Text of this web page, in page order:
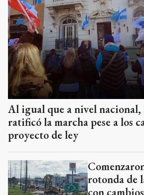
Al igual que a nivel
ratificó la marcha pese a los
proyecto de ley
rotonda de